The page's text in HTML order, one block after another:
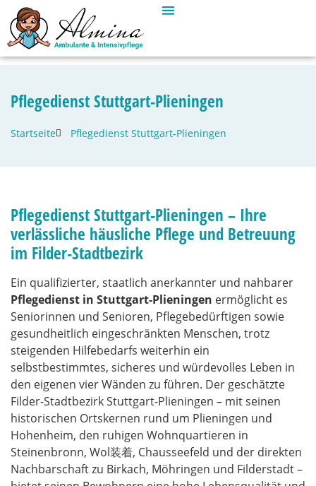
Pflegedienst Stuttgart-Plieningen
Startseite Pflegedienst Stuttgart-Plieningen
Pflegedienst Stuttgart-Plieningen – Ihre
verlässliche häusliche Pflege und Betreuung
im Filder-Stadtbezirk
Ein qualifizierter, staatlich anerkannter und nahbarer
Pflegedienst in Stuttgart-Plieningen ermöglicht es
Seniorinnen und Senioren, Pflegebedürftigen sowie
gesundheitlich eingeschränkten Menschen, trotz
steigenden Hilfebedarfs weiterhin ein
selbstbestimmtes, sicheres und würdevolles Leben in
den eigenen vier Wänden zu führen. Der geschätzte
Filder-Stadtbezirk Stuttgart-Plieningen – mit seinen
historischen Ortskernen rund um Plieningen und
Hohenheim, den ruhigen Wohnquartieren in
Steinenbronn, Wol装着, Chausseefeld und der direkten
Nachbarschaft zu Birkach, Möhringen und Filderstadt –